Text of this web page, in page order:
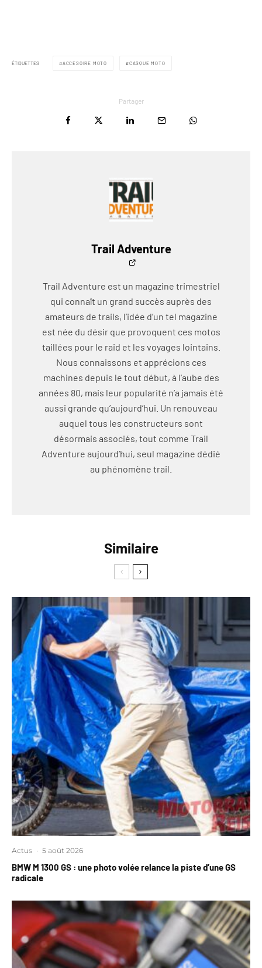
ÉTIQUETTES ACCESOIRE MOTO CASQUE MOTO
Partager
Trail Adventure
Trail Adventure est un magazine trimestriel
qui connaît un grand succès auprès des
amateurs de trails, l’idée d’un tel magazine
est née du désir que provoquent ces motos
taillées pour le raid et les voyages lointains.
Nous connaissons et apprécions ces
machines depuis le tout début, à l’aube des
années 80, mais leur popularité n’a jamais été
aussi grande qu’aujourd’hui. Un renouveau
auquel tous les constructeurs sont
désormais associés, tout comme Trail
Adventure aujourd’hui, seul magazine dédié
au phénomène trail.
Similaire
Actus · 5 août 2026
BMW M 1300 GS : une photo volée relance la piste d’une GS
radicale